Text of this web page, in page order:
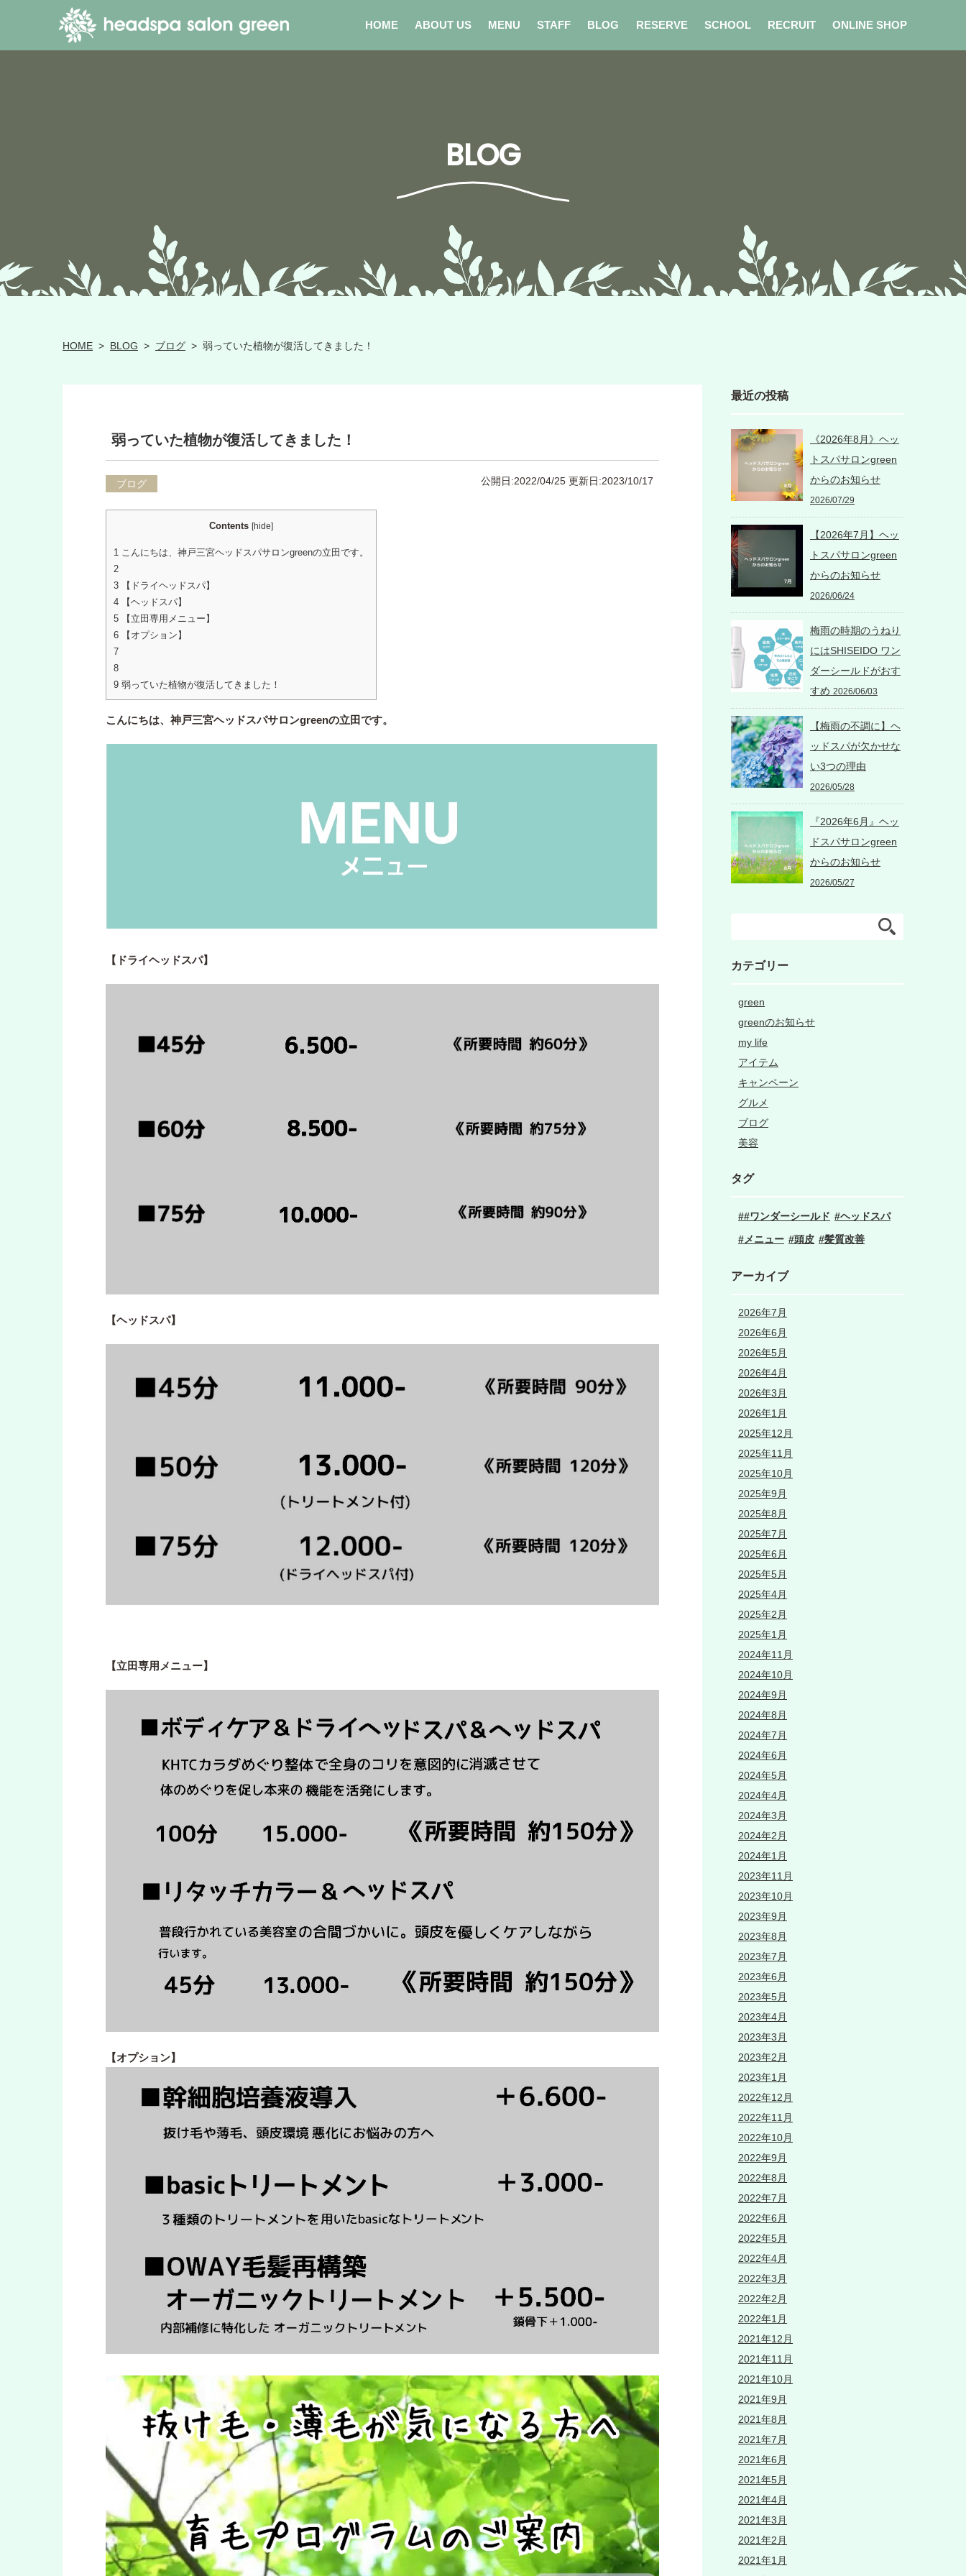
HOME ABOUT US MENU STAFF BLOG RESERVE SCHOOL RECRUIT ONLINE SHOP
BLOG
HOME > BLOG > ブログ > 弱っていた植物が復活してきました！
弱っていた植物が復活してきました！
ブログ 公開日:2022/04/25 更新日:2023/10/17
Contents [hide]
1 こんにちは、神戸三宮ヘッドスパサロンgreenの立田です。
2
3 【ドライヘッドスパ】
4 【ヘッドスパ】
5 【立田専用メニュー】
6 【オプション】
7
8
9 弱っていた植物が復活してきました！
こんにちは、神戸三宮ヘッドスパサロンgreenの立田です。
【ドライヘッドスパ】
【ヘッドスパ】
【立田専用メニュー】
【オプション】
最近の投稿
《2026年8月》ヘッ
トスパサロンgreen
からのお知らせ
2026/07/29
【2026年7月】ヘッ
トスパサロンgreen
からのお知らせ
2026/06/24
梅雨の時期のうねり
にはSHISEIDO ワン
ダーシールドがおす
すめ 2026/06/03
【梅雨の不調に】ヘ
ッドスパが欠かせな
い3つの理由
2026/05/28
『2026年6月』ヘッ
ドスパサロンgreen
からのお知らせ
2026/05/27
カテゴリー
green
greenのお知らせ
my life
アイテム
キャンペーン
グルメ
ブログ
美容
タグ
#ワンダーシールド
ヘッドスパ
メニュー
頭皮 髪質改善
アーカイブ
2026年7月
2026年6月
2026年5月
2026年4月
2026年3月
2026年1月
2025年12月
2025年11月
2025年10月
2025年9月
2025年8月
2025年7月
2025年6月
2025年5月
2025年4月
2025年2月
2025年1月
2024年11月
2024年10月
2024年9月
2024年8月
2024年7月
2024年6月
2024年5月
2024年4月
2024年3月
2024年2月
2024年1月
2023年11月
2023年10月
2023年9月
2023年8月
2023年7月
2023年6月
2023年5月
2023年4月
2023年3月
2023年2月
2023年1月
2022年12月
2022年11月
2022年10月
2022年9月
2022年8月
2022年7月
2022年6月
2022年5月
2022年4月
2022年3月
2022年2月
2022年1月
2021年12月
2021年11月
2021年10月
2021年9月
2021年8月
2021年7月
2021年6月
2021年5月
2021年4月
2021年3月
2021年2月
2021年1月